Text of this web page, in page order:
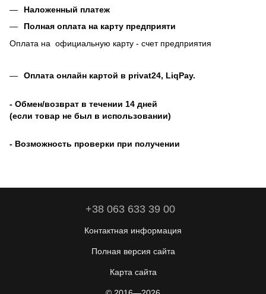
Наложенный платеж
Полная оплата на карту предприяти
Оплата на официальную карту - счет предприятия
Оплата онлайн картой в privat24, LiqPay.
- Обмен/возврат в течении 14 дней
(если товар не был в использовании)
- Возможность проверки при получении
+38 063 633 39 00
Контактная информация
Полная версия сайта
Карта сайта